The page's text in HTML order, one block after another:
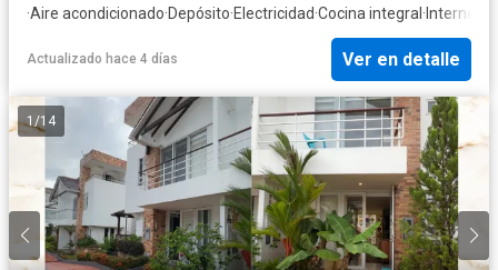
·Aire acondicionado·Depósito·Electricidad·Cocina integral · Internet
Actualizado hace 4 días Ver en detalle
1 /14